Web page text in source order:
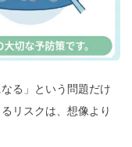
る」という問題だけ
リスクは、想像より